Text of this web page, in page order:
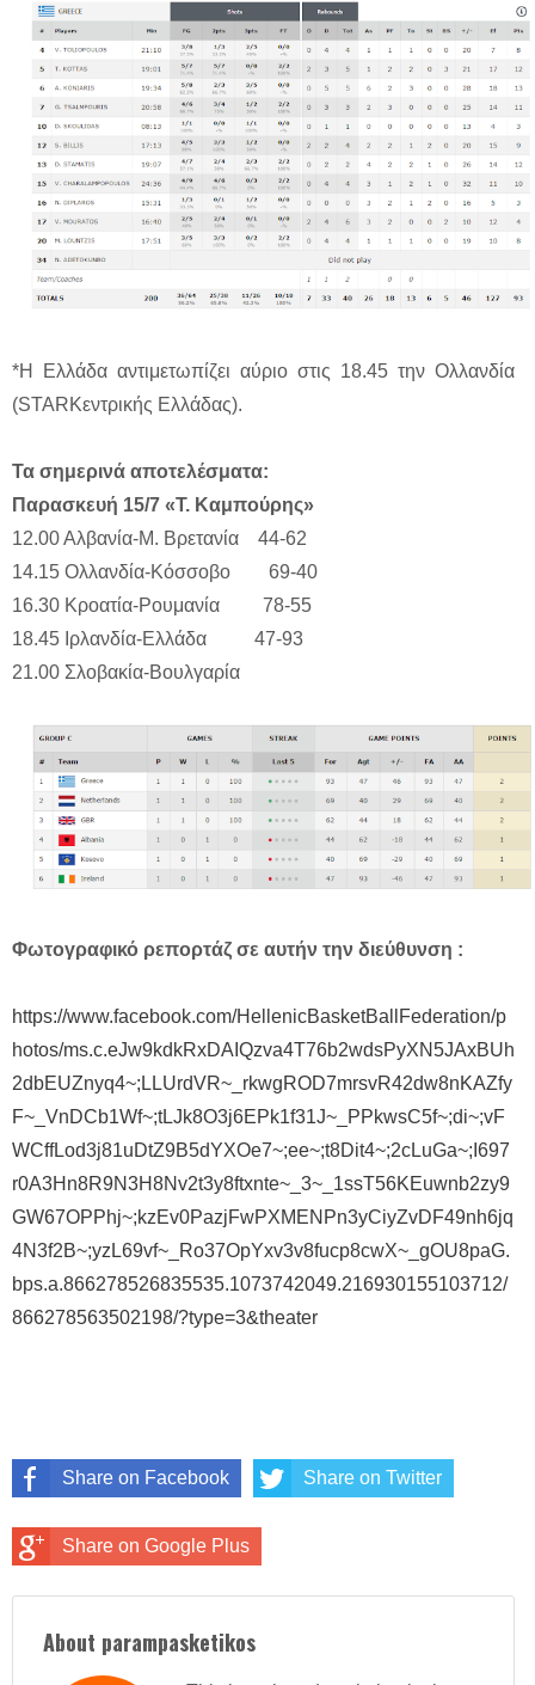
*Η Ελλάδα αντιμετωπίζει αύριο στις 18.45 την Ολλανδία
(STARΚεντρικής Ελλάδας).
Τα σημερινά αποτελέσματα:
Παρασκευή 15/7 «Τ. Καμπούρης»
12.00 Αλβανία-Μ. Βρετανία 44-62
14.15 Ολλανδία-Κόσσοβο 69-40
16.30 Κροατία-Ρουμανία 78-55
18.45 Ιρλανδία-Ελλάδα 47-93
21.00 Σλοβακία-Βουλγαρία
Φωτογραφικό ρεπορτάζ σε αυτήν την διεύθυνση :
https://www.facebook.com/HellenicBasketBallFederation/p
hotos/ms.c.eJw9kdkRxDAIQzva4T76b2wdsPyXN5JAxBUh
2dbEUZnyq4~;LLUrdVR~_rkwgROD7mrsvR42dw8nKAZfy
F~_VnDCb1Wf~;tLJk8O3j6EPk1f31J~_PPkwsC5f~;di~;vF
WCffLod3j81uDtZ9B5dYXOe7~;ee~;t8Dit4~;2cLuGa~;I697
r0A3Hn8R9N3H8Nv2t3y8ftxnte~_3~_1ssT56KEuwnb2zy9
GW67OPPhj~;kzEv0PazjFwPXMENPn3yCiyZvDF49nh6jq
4N3f2B~;yzL69vf~_Ro37OpYxv3v8fucp8cwX~_gOU8paG.
bps.a.866278526835535.1073742049.216930155103712/
866278563502198/?type=3&theater
Share on Facebook Share on Twitter
Share on Google Plus
About parampasketikos